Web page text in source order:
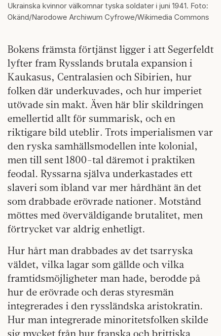
Ukrainska kvinnor välkomnar tyska soldater i juni 1941. Foto:
Okänd/Narodowe Archiwum Cyfrowe/Wikimedia Commons
Bokens främsta förtjänst ligger i att Segerfeldt
lyfter fram Rysslands brutala expansion i
Kaukasus, Centralasien och Sibirien, hur
folken där underkuvades, och hur imperiet
utövade sin makt. Även här blir skildringen
emellertid allt för summarisk, och en
riktigare bild uteblir. Trots imperialismen var
den ryska samhällsmodellen inte kolonial,
men till sent 1800-tal däremot i praktiken
feodal. Ryssarna själva underkastades ett
slaveri som ibland var mer hårdhänt än det
som drabbade erövrade nationer. Motstånd
möttes med överväldigande brutalitet, men
förtrycket var aldrig enhetligt.
Hur hårt man drabbades av det tsarryska
väldet, vilka lagar som gällde och vilka
framtidsmöjligheter man hade, berodde på
hur de erövrade och deras styresmän
integrerades i den ryssländska aristokratin.
Hur man integrerade minoritetsfolken skilde
sig mycket från hur franska och brittiska